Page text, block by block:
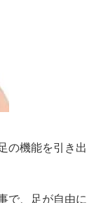
の機能を引き出
で、足が自由に